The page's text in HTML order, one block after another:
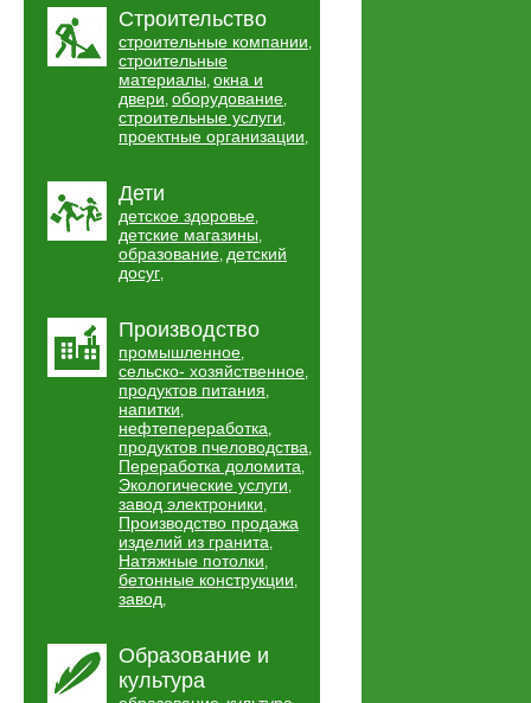
Строительство
строительные компании,
строительные
материалы, окна и
двери, оборудование,
строительные услуги,
проектные организации,
Дети
детское здоровье,
детские магазины,
образование, детский
досуг,
Производство
промышленное,
сельско- хозяйственное,
продуктов питания,
напитки,
нефтепереработка,
продуктов пчеловодства,
Переработка доломита,
Экологические услуги,
завод электроники,
Производство продажа
изделий из гранита,
Натяжные потолки,
бетонные конструкции,
завод,
Образование и
культура